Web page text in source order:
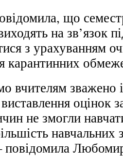
що
на зв’язок
з урахуванням
карантинних
вчителям зважено
оцінок
не змогли
навчальних
повідомила